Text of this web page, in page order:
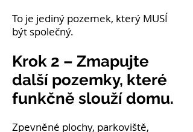
To je jediný pozemek, který MUSÍ
být společný.
Krok 2 – Zmapujte
další pozemky, které
funkčně slouží domu.
Zpevněné plochy, parkoviště,